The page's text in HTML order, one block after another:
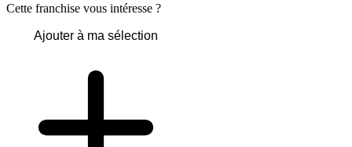
Cette franchise vous intéresse ?
Ajouter à ma sélection